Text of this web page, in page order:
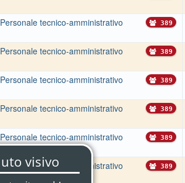
Personale tecnico-amministrativo 389
Personale tecnico-amministrativo 389
Personale tecnico-amministrativo 389
Personale tecnico-amministrativo 389
Personale tecnico-amministrativo 389
Personale tecnico-amministrativo 389